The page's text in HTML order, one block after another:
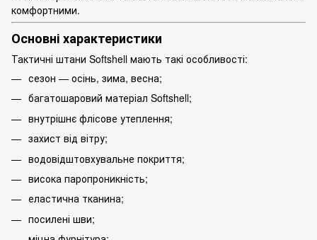
комфортними.
Основні характеристики
Тактичні штани Softshell мають такі особливості:
сезон — осінь, зима, весна;
багатошаровий матеріал Softshell;
внутрішнє флісове утеплення;
захист від вітру;
водовідштовхувальне покриття;
висока паропроникність;
еластична тканина;
посилені шви;